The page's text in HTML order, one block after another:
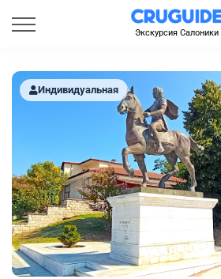
Экскурсия Салоники
Индивидуальная